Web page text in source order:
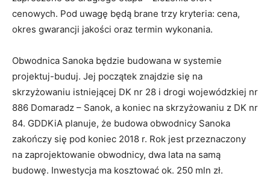
cenowych. Pod uwagę będą brane trzy kryteria: cena,
okres gwarancji jakości oraz termin wykonania.
Obwodnica Sanoka będzie budowana w systemie
projektuj-buduj. Jej początek znajdzie się na
skrzyżowaniu istniejącej DK nr 28 i drogi wojewódzkiej nr
886 Domaradz – Sanok, a koniec na skrzyżowaniu z DK nr
84. GDDKiA planuje, że budowa obwodnicy Sanoka
zakończy się pod koniec 2018 r. Rok jest przeznaczony
na zaprojektowanie obwodnicy, dwa lata na samą
budowę. Inwestycja ma kosztować ok. 250 mln zł.